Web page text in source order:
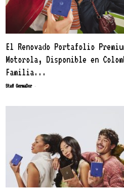
El Renovado Portafolio
Motorola, Disponible en
Familia...
Staff GermaDor -